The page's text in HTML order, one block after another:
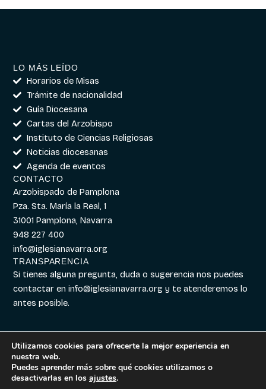
LO MÁS LEÍDO
Horarios de Misas
Trámite de nacionalidad
Guía Diocesana
Cartas del Arzobispo
Instituto de Ciencias Religiosas
Noticias diocesanas
Agenda de eventos
CONTACTO
Arzobispado de Pamplona
Pza. Sta. María la Real, 1
31001 Pamplona, Navarra
948 227 400
info@iglesianavarra.org
TRANSPARENCIA
Si tienes alguna pregunta, duda o sugerencia nos puedes
contactar eninfo@iglesianavarra.org y te atenderemos lo
antes posible.
Aviso legal|
Cookies|Política de
Utilizamos cookies para ofrecerte la mejor experiencia en
nuestra web.
Puedes aprender más sobre qué cookies utilizamos o
desactivarlas en los ajustes.